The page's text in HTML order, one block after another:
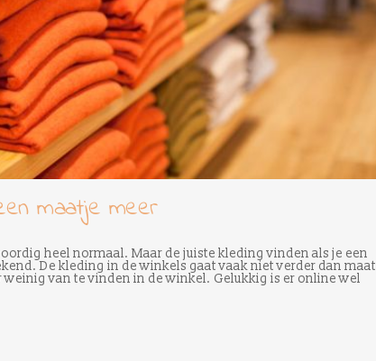
maatje meer
heel normaal. Maar de juiste kleding vinden als je een
De kleding in de winkels gaat vaak niet verder dan maat
weinig van te vinden in de winkel. Gelukkig is er online wel